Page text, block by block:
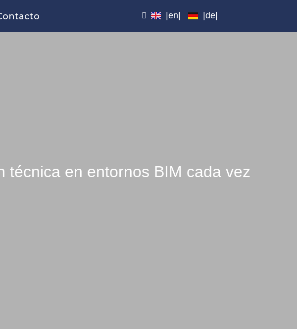
|en| |de|
técnica en entornos BIM cada vez